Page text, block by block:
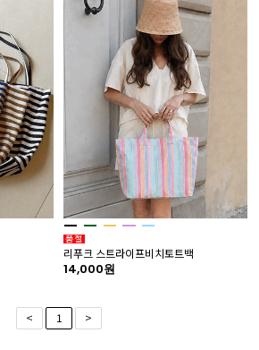
리푸크 스트라이프비치토트백
14,000원
< 1 >